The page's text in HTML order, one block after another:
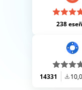
238
14331